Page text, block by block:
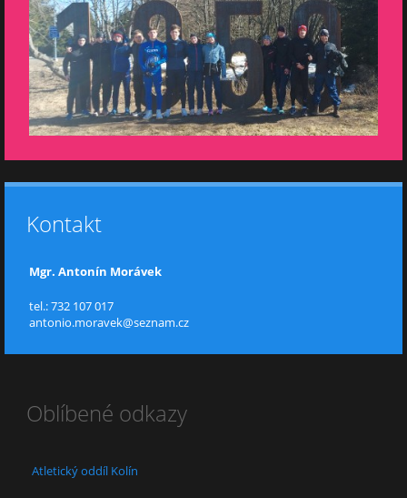
Kontakt
Mgr. Antonín Morávek
tel.: 732 107 017
antonio.moravek@seznam.cz
Oblíbené odkazy
Atletický oddíl Kolín